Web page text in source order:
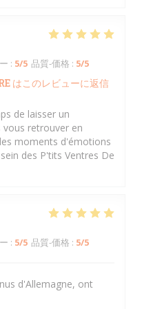
: 5/5 品質-価格 : 5/5
はこのレビューに返信
de laisser un
retrouver en
moments d'émotions
des P'tits Ventres De
: 5/5 品質-価格 : 5/5
d'Allemagne, ont